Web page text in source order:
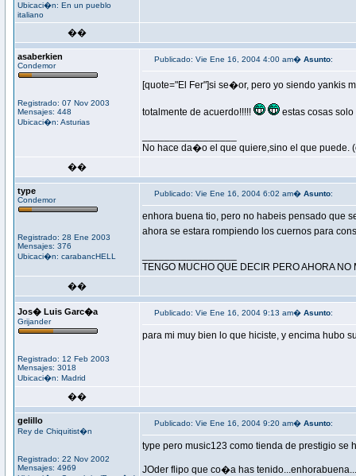
Ubicaci�n: En un pueblo
italiano
��
asaberkien
Condemor
Registrado: 07 Nov 2003
Mensajes: 448
Ubicaci�n: Asturias
Publicado: Vie Ene 16, 2004 4:00 am� Asunto:
[quote="El Fer"]si se�or, pero yo siendo yankis
totalmente de acuerdo!!!!! estas cosas
No hace da�o el que quiere,sino el que puede.
��
type
Condemor
Registrado: 28 Ene 2003
Mensajes: 376
Ubicaci�n: carabancHELL
Publicado: Vie Ene 16, 2004 6:02 am� Asunto:
enhora buena tio, pero no habeis pensado que
ahora se estara rompiendo los cuernos para
TENGO MUCHO QUE DECIR PERO AHORA NO
��
Jos� Luis Garc�a
Grijander
Registrado: 12 Feb 2003
Mensajes: 3018
Ubicaci�n: Madrid
Publicado: Vie Ene 16, 2004 9:13 am� Asunto:
para mi muy bien lo que hiciste, y encima hubo
��
gelillo
Rey de Chiquitist�n
Registrado: 22 Nov 2002
Mensajes: 4969
Publicado: Vie Ene 16, 2004 9:20 am� Asunto:
type pero music123 como tienda de prestigio se
JOder flipo que co�a has tenido...enhorabuena...